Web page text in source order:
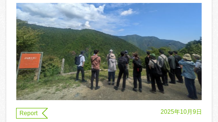
Report 2025年10月9日